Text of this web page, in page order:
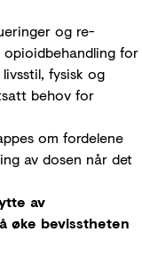
og re-
opioidbehandling for
fysisk og
behov for
om fordelene
av dosen når det
av
øke bevisstheten